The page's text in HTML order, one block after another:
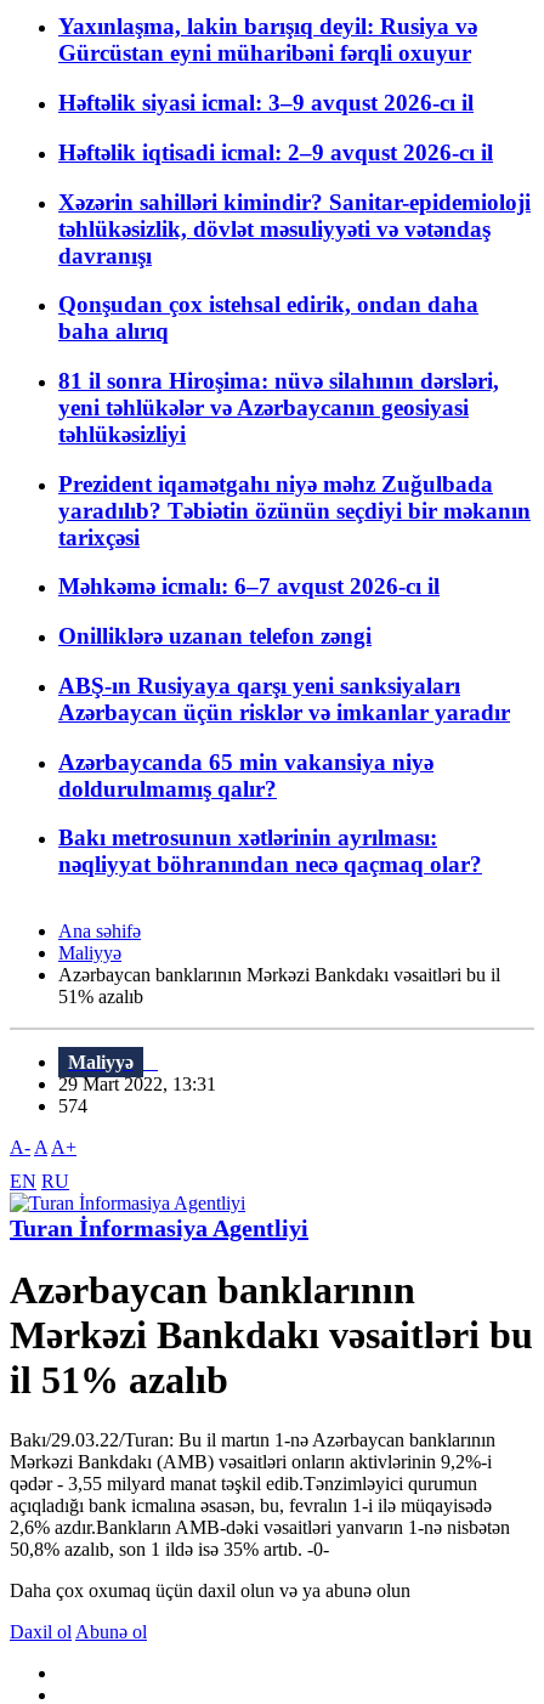
Yaxınlaşma, lakin barışıq deyil: Rusiya və
Gürcüstan eyni müharibəni fərqli oxuyur
Həftəlik siyasi icmal: 3–9 avqust 2026-cı il
Həftəlik iqtisadi icmal: 2–9 avqust 2026-cı il
Xəzərin sahilləri kimindir? Sanitar-epidemioloji
təhlükəsizlik, dövlət məsuliyyəti və vətəndaş
davranışı
Qonşudan çox istehsal edirik, ondan daha
baha alırıq
81 il sonra Hiroşima: nüvə silahının dərsləri,
yeni təhlükələr və Azərbaycanın geosiyasi
təhlükəsizliyi
Prezident iqamətgahı niyə məhz Zuğulbada
yaradılıb? Təbiətin özünün seçdiyi bir məkanın
tarixçəsi
Məhkəmə icmalı: 6–7 avqust 2026-cı il
Onilliklərə uzanan telefon zəngi
ABŞ-ın Rusiyaya qarşı yeni sanksiyaları
Azərbaycan üçün risklər və imkanlar yaradır
Azərbaycanda 65 min vakansiya niyə
doldurulmamış qalır?
Bakı metrosunun xətlərinin ayrılması:
nəqliyyat böhranından necə qaçmaq olar?
Ana səhifə
Maliyyə
Azərbaycan banklarının Mərkəzi Bankdakı vəsaitləri bu il
51% azalıb
Maliyyə
29 Mart 2022, 13:31
574
A- A A+
EN RU
Turan İnformasiya Agentliyi
Azərbaycan banklarının
Mərkəzi Bankdakı vəsaitləri bu
il 51% azalıb
Bakı/29.03.22/Turan: Bu il martın 1-nə Azərbaycan banklarının
Mərkəzi Bankdakı (AMB) vəsaitləri onların aktivlərinin 9,2%-i
qədər - 3,55 milyard manat təşkil edib.Tənzimləyici qurumun
açıqladığı bank icmalına əsasən, bu, fevralın 1-i ilə müqayisədə
2,6% azdır.Bankların AMB-dəki vəsaitləri yanvarın 1-nə nisbətən
50,8% azalıb, son 1 ildə isə 35% artıb. -0-
Daha çox oxumaq üçün daxil olun və ya abunə olun
Daxil ol Abunə ol